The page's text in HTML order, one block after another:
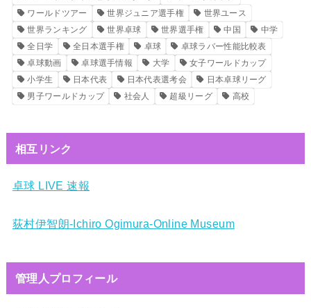
ワールドツアー
世界ジュニア選手権
世界ユース
世界ランキング
世界卓球 世界選手権 中国
中学
全日学
全日本選手権 卓球
卓球ラバー性能比較表
卓球動画
卓球選手情報 大学
女子ワールドカップ
小学生
日本代表 日本代表選考会
日本卓球リーグ
男子ワールドカップ
社会人 超級リーグ 高校
相互リンク
卓球 LIVE 速報
荻村伊智朗-Ichiro Ogimura-Online Museum
管理人プロフィール